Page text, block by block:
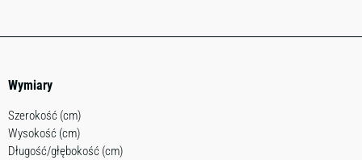
Wymiary
Szerokość (cm)
Wysokość (cm)
Długość/głębokość (cm)